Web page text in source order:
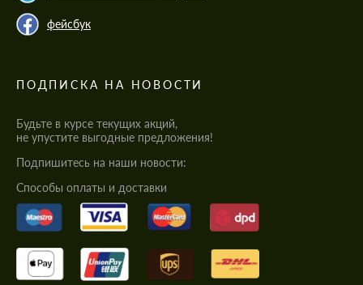
фейсбук
ПОДПИСКА НА НОВОСТИ
Будьте в курсе текущих акций,
не упустите выгодные предложения!
Подпишитесь на наши новости:
Cпособы оплаты и доставки